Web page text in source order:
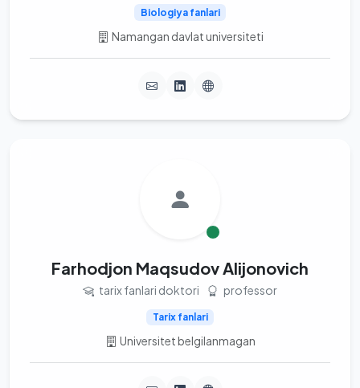
Biologiya fanlari
Namangan davlat universiteti
Farhodjon Maqsudov Alijonovich
tarix fanlari doktori professor
Tarix fanlari
Universitet belgilanmagan